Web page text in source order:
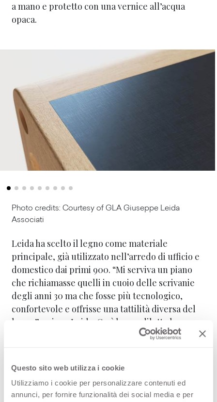
Questo sito web utilizza i cookie
Utilizziamo i cookie per personalizzare contenuti ed
annunci, per fornire funzionalità dei social media e per
a mano e protetto con una vernice all’acqua
opaca.
Photo credits: Courtesy of GLA Giuseppe Leida
Associati
Leida ha scelto il legno come materiale
principale, già utilizzato nell’arredo di ufficio e
domestico dai primi 900. “Mi serviva un piano
che richiamasse quelli in cuoio delle scrivanie
degli anni 30 ma che fosse più tecnologico,
confortevole e offrisse una tattilità diversa del
legno”, spiega Leida. Così ha prediletto la
finitura Tex di Arpa in colore nero. “Ricorda il
tutte le superfici orizzontali della collezione”.
La linea Gió, in onore all’architetto Gio Ponti, è